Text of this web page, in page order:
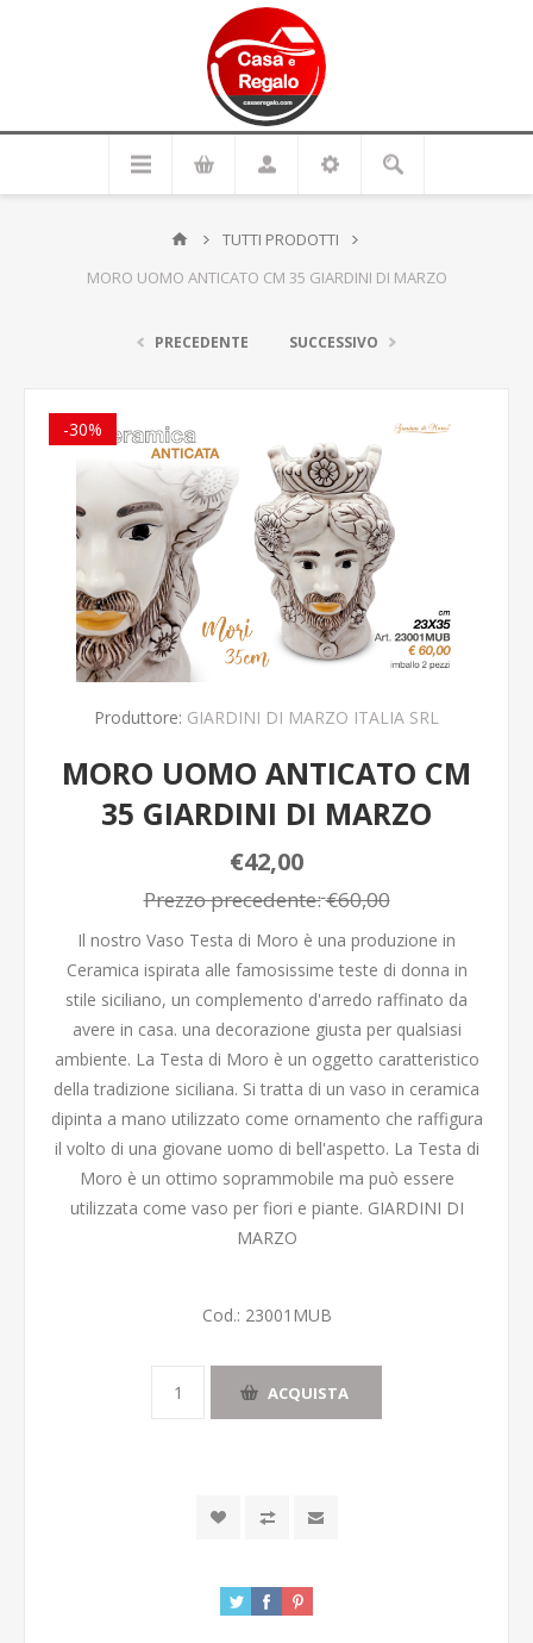
TUTTI PRODOTTI
MORO UOMO ANTICATO CM 35 GIARDINI DI MARZO
PRECEDENTE SUCCESSIVO
-30%
Produttore: GIARDINI DI MARZO ITALIA SRL
MORO UOMO ANTICATO CM
35 GIARDINI DI MARZO
€42,00
Prezzo precedente:€60,00
Il nostro Vaso Testa di Moro è una produzione in
Ceramica ispirata alle famosissime teste di donna in
stile siciliano, un complemento d'arredo raffinato da
avere in casa. una decorazione giusta per qualsiasi
ambiente. La Testa di Moro è un oggetto caratteristico
della tradizione siciliana. Si tratta di un vaso in ceramica
dipinta a mano utilizzato come ornamento che raffigura
il volto di una giovane uomo di bell'aspetto. La Testa di
Moro è un ottimo soprammobile ma può essere
utilizzata come vaso per fiori e piante. GIARDINI DI
MARZO
Cod.: 23001MUB
ACQUISTA